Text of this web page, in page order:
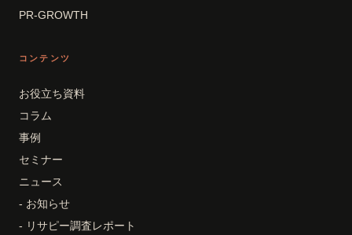
PR-GROWTH
コンテンツ
お役立ち資料
コラム
事例
セミナー
ニュース
- お知らせ
- リサピー調査レポート